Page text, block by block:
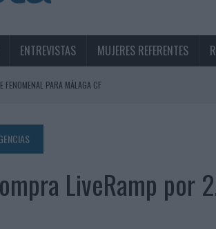
ENTREVISTAS MUJERES REFERENTES
FENOMENAL PARA MÁLAGA CF
EL CONSUMO DE MEDIOS EN VERANO Y SUPERA AL MÓVIL
YA AL 62% DE LOS ESPAÑOLES
COMO NUEVA DIRECTORA COMERCIAL GLOBAL
PERSONALIZABLE INSPIRADA EN CORNETTO, CALIPPO
LiveRamp por